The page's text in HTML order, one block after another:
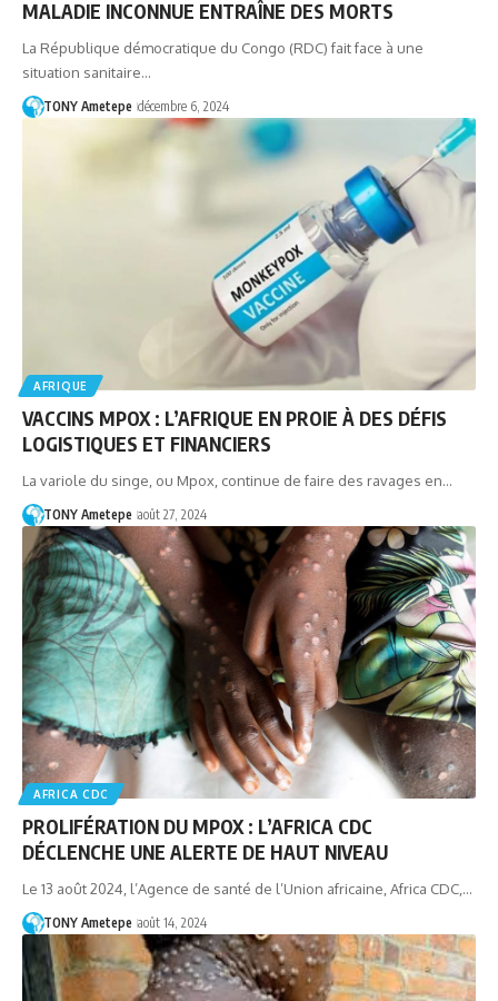
MALADIE INCONNUE ENTRAÎNE DES MORTS
La République démocratique du Congo (RDC) fait face à une
situation sanitaire…
TONY Ametepe décembre 6, 2024
AFRIQUE
VACCINS MPOX : L’AFRIQUE EN PROIE À DES DÉFIS
LOGISTIQUES ET FINANCIERS
La variole du singe, ou Mpox, continue de faire des ravages en…
TONY Ametepe août 27, 2024
AFRICA CDC
PROLIFÉRATION DU MPOX : L’AFRICA CDC
DÉCLENCHE UNE ALERTE DE HAUT NIVEAU
Le 13 août 2024, l’Agence de santé de l’Union africaine, Africa CDC,…
TONY Ametepe août 14, 2024